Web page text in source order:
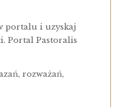
portalu i uzyskaj
Portal Pastoralis
rozważań,